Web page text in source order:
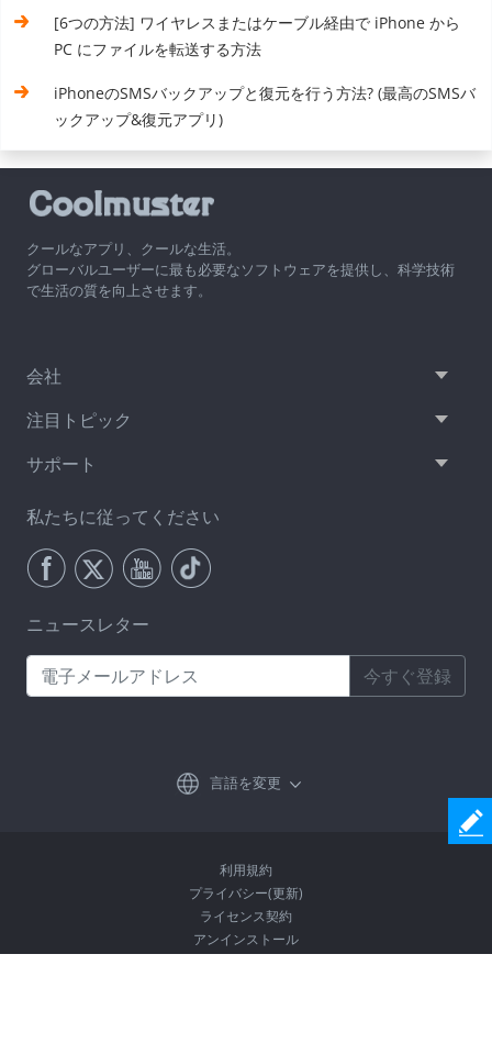
[6つの方法] ワイヤレスまたはケーブル経由で iPhone から
PC にファイルを転送する方法
iPhoneのSMSバックアップと復元を行う方法? (最高のSMSバ
ックアップ&復元アプリ)
クールなアプリ、クールな生活。
グローバルユーザーに最も必要なソフトウェアを提供し、科学技術
で生活の質を向上させます。
会社
注目トピック
サポート
私たちに従ってください
ニュースレター
今すぐ登録
言語を変更
利用規約
プライバシー(更新)
ライセンス契約
アンインストール